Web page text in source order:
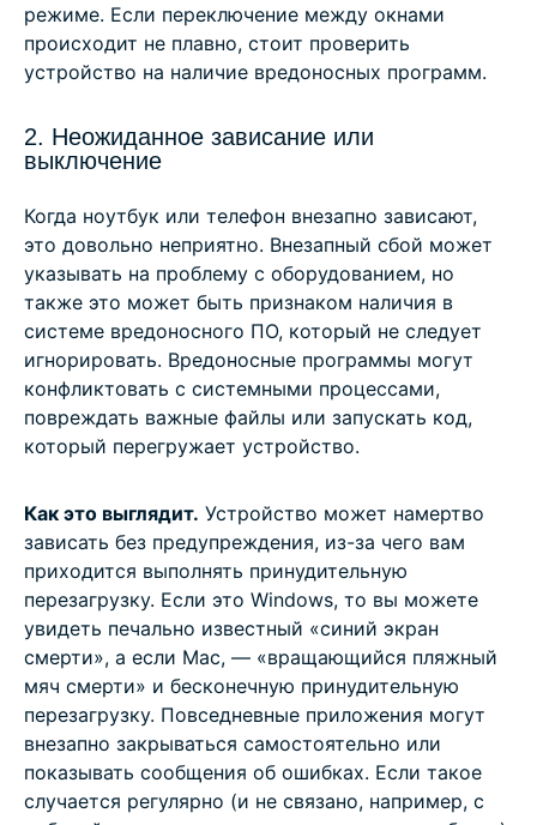
режиме. Если переключение между окнами
происходит не плавно, стоит проверить
устройство на наличие вредоносных программ.
2. Неожиданное зависание или
выключение
Когда ноутбук или телефон внезапно зависают,
это довольно неприятно. Внезапный сбой может
указывать на проблему с оборудованием, но
также это может быть признаком наличия в
системе вредоносного ПО, который не следует
игнорировать. Вредоносные программы могут
конфликтовать с системными процессами,
повреждать важные файлы или запускать код,
который перегружает устройство.
Как это выглядит. Устройство может намертво
зависать без предупреждения, из-за чего вам
приходится выполнять принудительную
перезагрузку. Если это Windows, то вы можете
увидеть печально известный «синий экран
смерти», а если Mac, — «вращающийся пляжный
мяч смерти» и бесконечную принудительную
перезагрузку. Повседневные приложения могут
внезапно закрываться самостоятельно или
показывать сообщения об ошибках. Если такое
случается регулярно (и не связано, например, с